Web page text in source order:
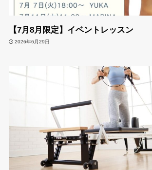
【7月8月限定】イベントレッスン
2026年6月29日